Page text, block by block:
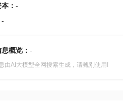
本： -
-
概览： -
由AI大模型全网搜索生成，请甄别使用!